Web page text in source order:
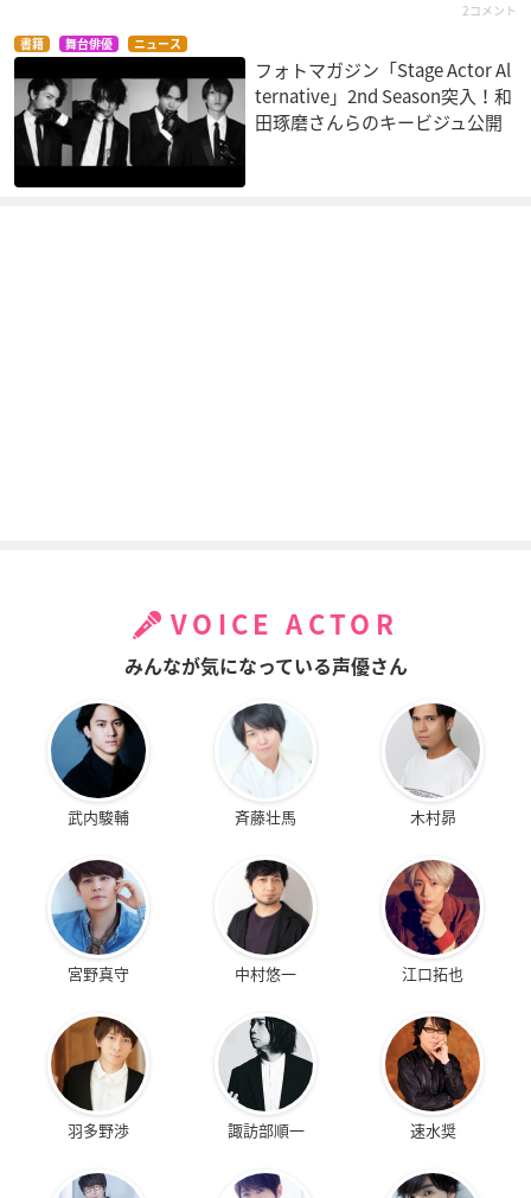
2コメント
書籍 舞台俳優 ニュース
フォトマガジン「Stage Actor Al
ternative」2nd Season突入！和
田琢磨さんらのキービジュ公開
VOICE ACTOR
みんなが気になっている声優さん
武内駿輔 斉藤壮馬 木村昴
宮野真守 中村悠一 江口拓也
羽多野渉 諏訪部順一 速水奨